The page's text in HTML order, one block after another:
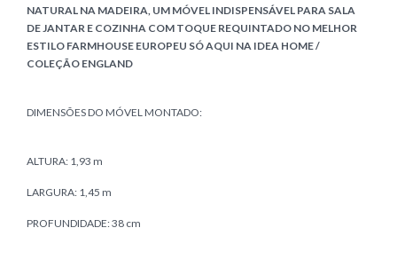
NATURAL NA MADEIRA, UM MÓVEL INDISPENSÁVEL PARA SALA
DE JANTAR E COZINHA COM TOQUE REQUINTADO NO MELHOR
ESTILO FARMHOUSE EUROPEU SÓ AQUI NA IDEA HOME /
COLEÇÃO ENGLAND
DIMENSÕES DO MÓVEL MONTADO:
ALTURA: 1,93 m
LARGURA: 1,45 m
PROFUNDIDADE: 38 cm